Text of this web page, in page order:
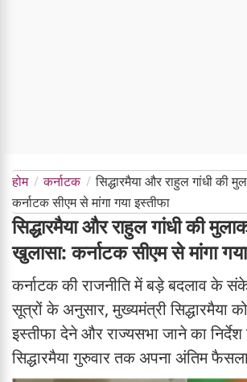
होम कर्नाटक
सिद्धारमैया और राहुल गांधी की
कर्नाटक सीएम से मांगा गया इस्तीफा
सिद्धारमैया और राहुल गांधी की
खुलासा: कर्नाटक सीएम से मांगा
कर्नाटक की राजनीति में बड़े बदलाव के
सूत्रों के अनुसार, मुख्यमंत्री सिद्धारमैया
इस्तीफा देने और राज्यसभा जाने का निर्देश
सिद्धारमैया गुरुवार तक अपना अंतिम